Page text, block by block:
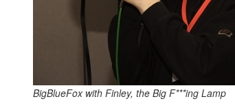
BigBlueFox with Finley, the Big F***ing Lamp